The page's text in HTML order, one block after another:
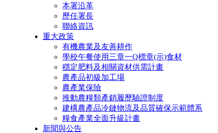
本署沿革
歷任署長
聯絡資訊
重大政策
有機農業及友善耕作
學校午餐使用三章一Q標章(示)食材
穩定肥料及相關資材供需計畫
農產品初級加工場
農產業保險
推動農糧類產銷履歷驗證制度
建構農產品冷鏈物流及品質確保示範體系
糧食產業全面升級計畫
新聞與公告